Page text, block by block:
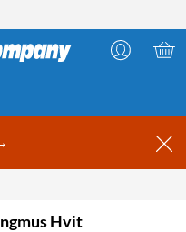
HVIT
Hvit